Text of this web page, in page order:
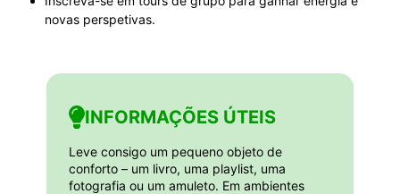
novas perspetivas.
INFORMAÇÕES ÚTEIS
Leve consigo um pequeno objeto de
conforto – um livro, uma playlist, uma
fotografia ou um amuleto. Em ambientes